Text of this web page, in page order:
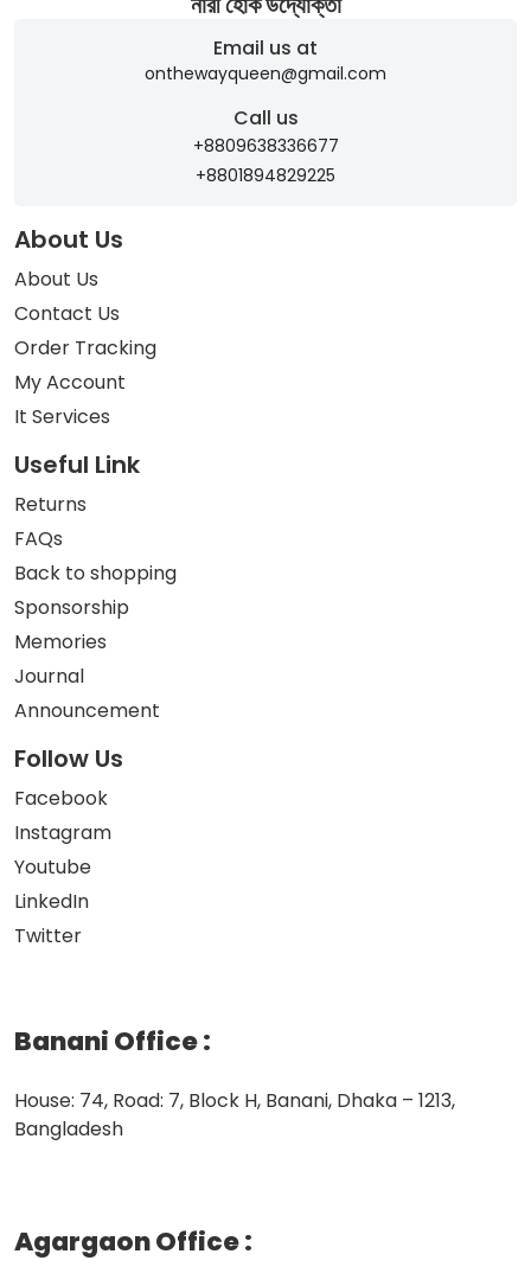
Email us at
onthewayqueen@gmail.com
Call us
+8809638336677
+8801894829225
About Us
About Us
Contact Us
Order Tracking
My Account
It Services
Useful Link
Returns
FAQs
Back to shopping
Sponsorship
Memories
Journal
Announcement
Follow Us
Facebook
Instagram
Youtube
LinkedIn
Twitter
Banani Office:
House: 74, Road: 7, Block H, Banani, Dhaka – 1213,
Bangladesh
Agargaon Office: